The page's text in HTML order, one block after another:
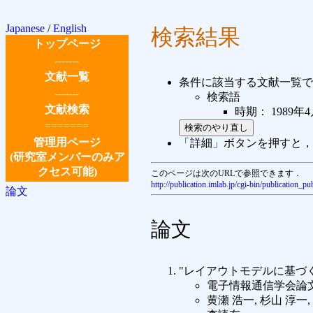
Japanese /English
トップページ
-------
文献一覧
-------
文献検索
=======
管理用ページ
(研究室メンバーのみア
クセス可能)
論文
検索結果
条件に該当する文献一覧で
検索語
時期： 1989年4
「詳細」ボタンを押すと
このページは次のURLで参照できます．
http://publication.imlab.jp/cgi-bin/
論文
"レイアウトモデルに基づ
電子情報通信学会論
黄瀬 浩一, 杉山 淳一